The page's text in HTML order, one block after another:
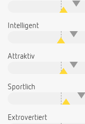
Intelligent
Attraktiv
Sportlich
Extrovertiert